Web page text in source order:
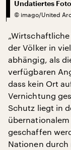
Undatiertes
© imago/United
der Völker in
abhängig, als
verfügbaren
dass kein Ort
Vernichtung
Schutz liegt in
übernationalem
geschaffen
Nationen durch